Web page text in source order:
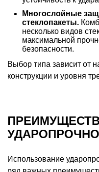
Многослойные
стеклопакеты.
несколько видов
максимальной
безопасности.
Выбор типа зависит от
конструкции и уровня
Использование